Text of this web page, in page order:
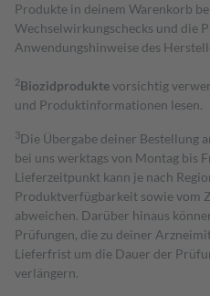
Produkte in deinem Warenkorb
Wechselwirkungschecks und die
Anwendungshinweise des
2Biozidproduktevorsichtig
und Produktinformationen lesen.
3Die Übergabe deiner Bestellung
bei uns werktags von Montag bis
Lieferzeitpunkt kann je nach
Produktverfügbarkeit sowie vom
abweichen. Darüber hinaus
Prüfungen, die zu deiner
Lieferfrist um die Dauer der
verlängern.